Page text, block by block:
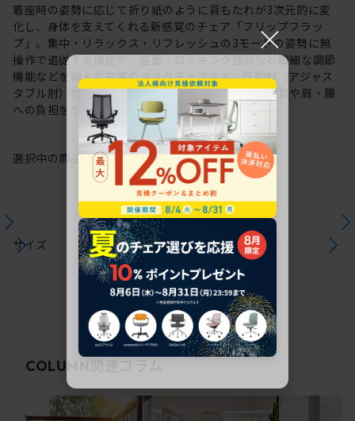
着座時の姿勢に応じて折り紙のように背もたれが3次元的に変
化し、身体を支えてくれる新感覚のチェア「フリップフラッ
プ」。集中・リラックス・リフレッシュの3モードの姿勢に無
操作で追従する機能や、座面・ロッキング強弱など繊細な調節
機能などを備えた充実のタスクチェアです。可動肘（アジャス
タブル肘）付タイプは長時間のパソコン作業による首や肩・腰
への負担をやわらげます。
選択中の商品情報保証注意事項
サイズ
COLUMN 関連コラム
×